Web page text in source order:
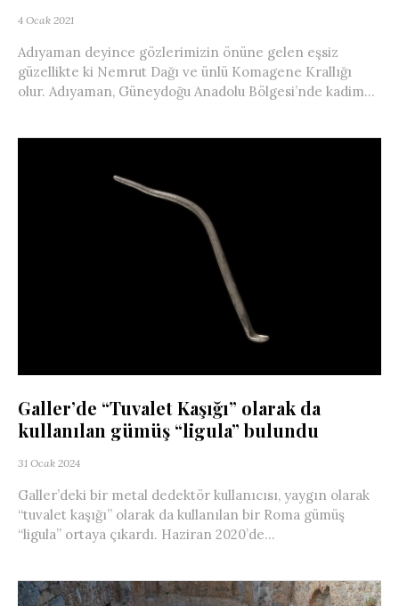
4 Ocak 2021
Adıyaman deyince gözlerimizin önüne gelen eşsiz
güzellikte ki Nemrut Dağı ve ünlü Komagene Krallığı
olur. Adıyaman, Güneydoğu Anadolu Bölgesi’nde kadim...
Galler’de “Tuvalet Kaşığı” olarak da
kullanılan gümüş “ligula” bulundu
31 Ocak 2024
Galler’deki bir metal dedektör kullanıcısı, yaygın olarak
“tuvalet kaşığı” olarak da kullanılan bir Roma gümüş
“ligula” ortaya çıkardı. Haziran 2020’de...